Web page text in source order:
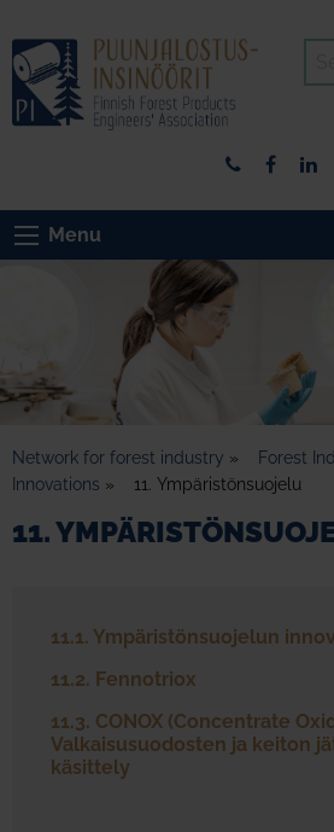
Menu
Network for forest industry » Forest
Innovations » 11. Ympäristönsuojelu
11.
11.1. Ympäristönsuojelun
11.2. Fennotriox
11.3. CONOX (Concentrate
Valkaisusuodosten ja keiton
käsittely